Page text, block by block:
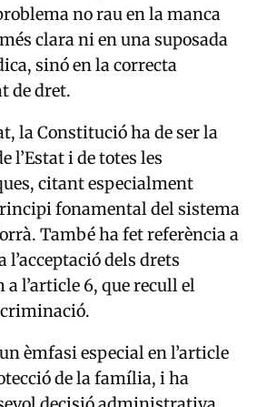
no rau en la manca
clara ni en una suposada
sinó en la correcta
de dret.
la Constitució ha de ser la
l’Estat i de totes les
citant especialment
fonamental del sistema
També ha fet referència a
l’acceptació dels drets
l’article 6, que recull el
èmfasi especial en l’article
de la família, i ha